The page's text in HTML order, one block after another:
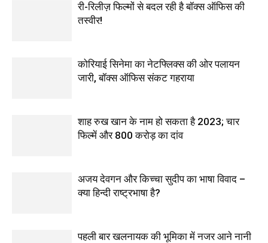
री-रिलीज़ फिल्मों से बदल रही है बॉक्स ऑफिस की
तस्वीर!
कोरियाई सिनेमा का नेटफ्लिक्स की ओर पलायन
जारी, बॉक्स ऑफिस संकट गहराया
शाह रुख खान के नाम हो सकता है 2023; चार
फिल्में और 800 करोड़ का दांव
अजय देवगन और किच्चा सुदीप का भाषा विवाद –
क्या हिन्दी राष्ट्रभाषा है?
पहली बार खलनायक की भूमिका में नजर आने नानी